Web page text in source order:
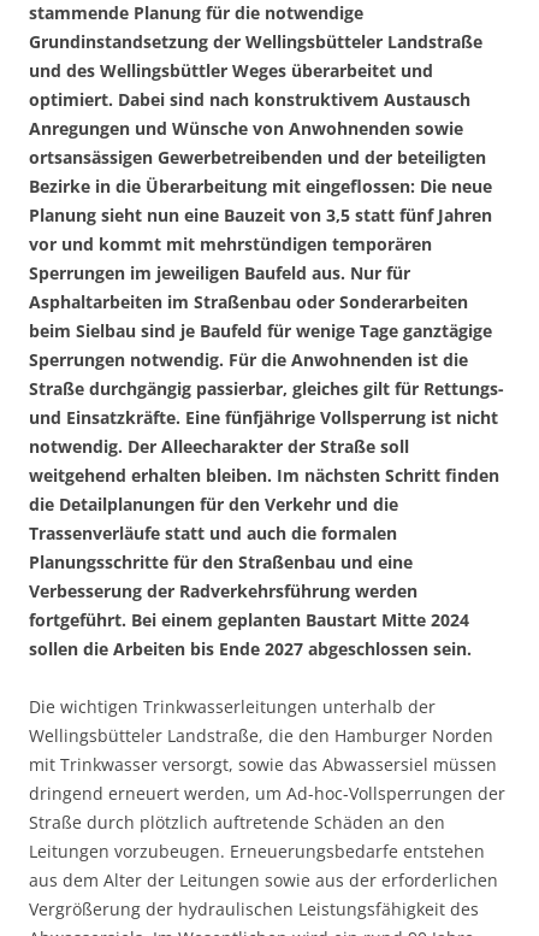
stammende Planung für die notwendige
Grundinstandsetzung der Wellingsbütteler Landstraße
und des Wellingsbüttler Weges überarbeitet und
optimiert. Dabei sind nach konstruktivem Austausch
Anregungen und Wünsche von Anwohnenden sowie
ortsansässigen Gewerbetreibenden und der beteiligten
Bezirke in die Überarbeitung mit eingeflossen: Die neue
Planung sieht nun eine Bauzeit von 3,5 statt fünf Jahren
vor und kommt mit mehrstündigen temporären
Sperrungen im jeweiligen Baufeld aus. Nur für
Asphaltarbeiten im Straßenbau oder Sonderarbeiten
beim Sielbau sind je Baufeld für wenige Tage ganztägige
Sperrungen notwendig. Für die Anwohnenden ist die
Straße durchgängig passierbar, gleiches gilt für Rettungs-
und Einsatzkräfte. Eine fünfjährige Vollsperrung ist nicht
notwendig. Der Alleecharakter der Straße soll
weitgehend erhalten bleiben. Im nächsten Schritt finden
die Detailplanungen für den Verkehr und die
Trassenverläufe statt und auch die formalen
Planungsschritte für den Straßenbau und eine
Verbesserung der Radverkehrsführung werden
fortgeführt. Bei einem geplanten Baustart Mitte 2024
sollen die Arbeiten bis Ende 2027 abgeschlossen sein.
Die wichtigen Trinkwasserleitungen unterhalb der
Wellingsbütteler Landstraße, die den Hamburger Norden
mit Trinkwasser versorgt, sowie das Abwassersiel müssen
dringend erneuert werden, um Ad-hoc-Vollsperrungen der
Straße durch plötzlich auftretende Schäden an den
Leitungen vorzubeugen. Erneuerungsbedarfe entstehen
aus dem Alter der Leitungen sowie aus der erforderlichen
Vergrößerung der hydraulischen Leistungsfähigkeit des